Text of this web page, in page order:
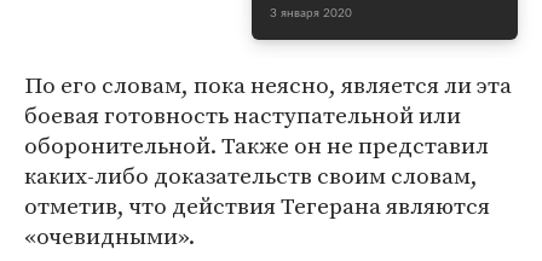
3 января 2020
По его словам, пока неясно, является ли эта
боевая готовность наступательной или
оборонительной. Также он не представил
каких-либо доказательств своим словам,
отметив, что действия Тегерана являются
«очевидными».